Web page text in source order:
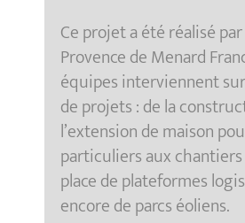
Ce projet a été réalisé par
Provence de Menard
équipes interviennent
de projets : de la
l’extension de maison
particuliers aux
place de plateformes
encore de parcs éoliens.